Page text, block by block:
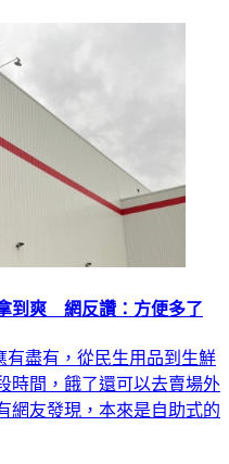
到爽 網反讚：方便多了
有盡有，從民生用品到生鮮
時間，餓了還可以去賣場外
網友發現，本來是自助式的